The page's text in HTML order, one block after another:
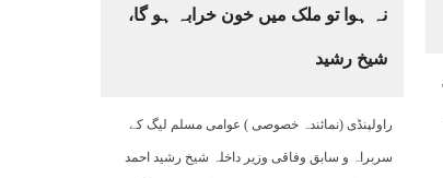
نہ ہوا تو ملک میں خون خرابہ ہو گا،
شیخ رشید
راولپنڈی (نمائندہ خصوصی ) عوامی مسلم لیگ کے
سربراہ و سابق وفاقی وزیر داخلہ شیخ رشید احمد